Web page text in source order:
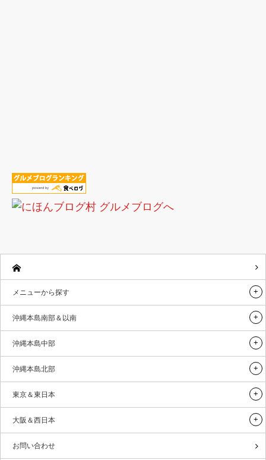
メニューから探す
沖縄本島南部＆以南
沖縄本島中部
沖縄本島北部
東京＆東日本
大阪＆西日本
お問い合わせ